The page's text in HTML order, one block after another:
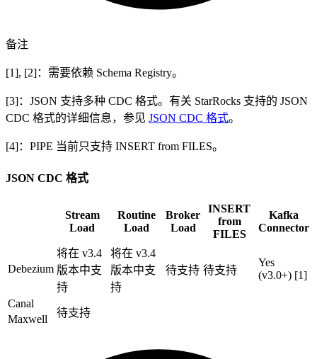
备注
[1], [2]：需要依赖 Schema Registry。
[3]：JSON 支持多种 CDC 格式。有关 StarRocks 支持的 JSON
CDC 格式的详细信息，参见 JSON CDC 格式。
[4]：PIPE 当前只支持 INSERT from FILES。
JSON CDC 格式
Stream
Load
Routine
Load
Broker
Load
INSERT
from
FILES
Kafka
Connector
Debezium
将在 v3.4
版本中支
持
将在 v3.4
版本中支
持
待支持 待支持
Yes
(v3.0+) [1]
Canal
待支持
Maxwell